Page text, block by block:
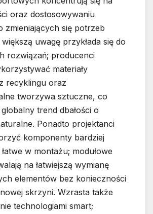
oraz dostosowywaniu
zmieniających się potrzeb
uwagę przykłada się do
rozwiązań; producenci
materiały
recyklingu oraz
tworzywa sztuczne, co
trend dbałości o
Ponadto projektanci
komponenty bardziej
w montażu; modułowe
na łatwiejszą wymianę
elementów bez konieczności
skrzyni. Wzrasta także
technologiami smart;